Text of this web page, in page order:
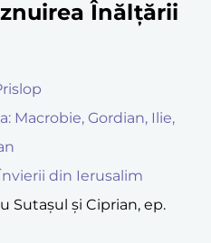
Înălțării
Macrobie, Gordian, Ilie,
din Ierusalim
Sutașul și Ciprian, ep.